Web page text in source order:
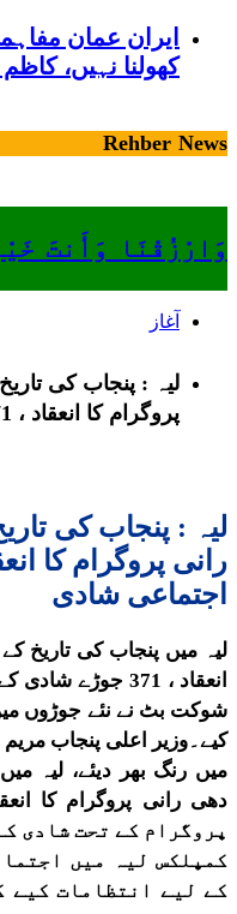
ایران عمان
کھولنا نہیں،
Rehber News
وَارْزُقْنَا وَأَنتَ
آغاز
لیہ : پنجاب کی
پروگرام کا انعقاد ، 371 جوڑوں کی اجتماعی شادی
لیہ : پنجاب کی
اجتماعی شادی
لیہ میں پنجاب کی تاریخ
انعقاد ، 371
شوکت بٹ نے نئے جوڑوں
کیے۔وزیر اعلی پنجاب
میں رنگ بھر دیئے، لیہ
پروگرام کے تحت شادی
کمپلکس لیہ میں
کے لیے انتظامات کیے